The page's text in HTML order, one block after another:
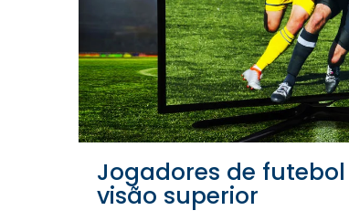
Jogadores de
visão superior